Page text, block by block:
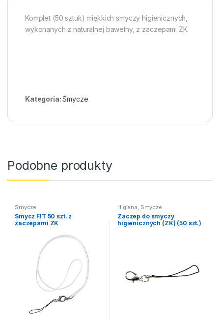
Komplet (50 sztuk) miękkich smyczy higienicznych,
wykonanych z naturalnej bawełny, z zaczepami ZK.
Kategoria:Smycze
Podobne produkty
Smycze
Smycz FIT 50 szt. z
zaczepami ZK
Higiena, Smycze
Zaczep do smyczy
higienicznych (ZK) (50 szt.)